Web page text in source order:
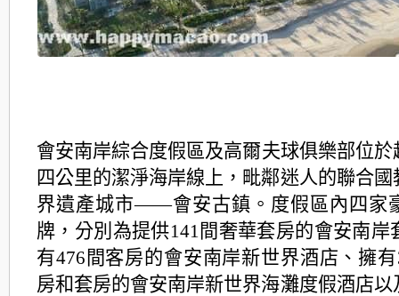
會安南岸綜合度假區及高爾夫球俱樂部位於
四公里的潔淨海岸線上，毗鄰迷人的聯合國
界遺產城市——會安古鎮。度假區內四家
牌， 分別為提供141間奢華套房的會安南岸
有476間客房的會安南岸新世界酒店、 擁
房和套房的會安南岸新世界海灘度假酒店以